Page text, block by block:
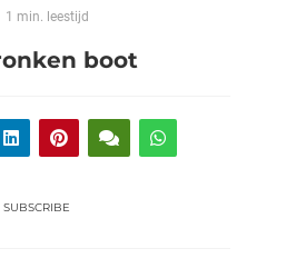
1 min. leestijd
boot
SUBSCRIBE